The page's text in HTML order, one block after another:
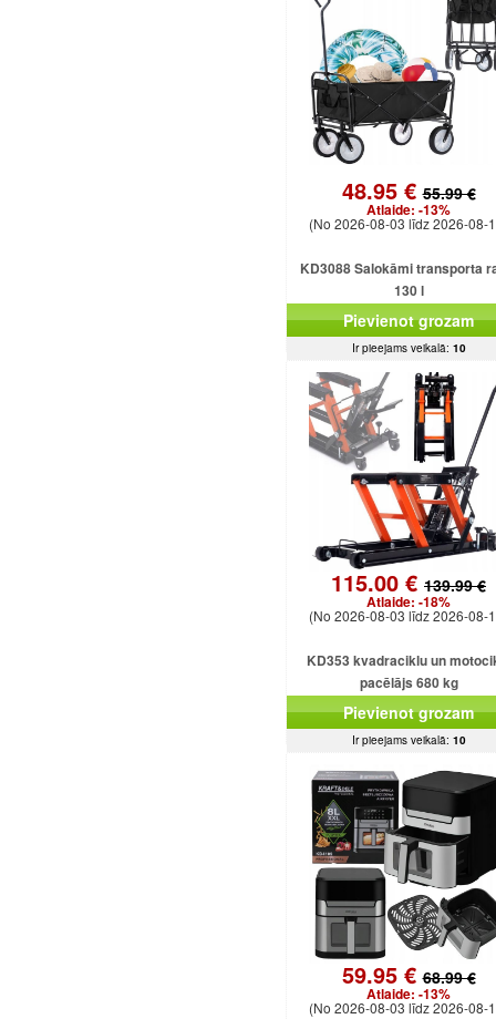
48.95 €55.99 €
Atlaide: -13%
(No 2026-08-03 līdz 2026-08-
KD3088 Salokāmi transporta
130 l
Pievienot grozam
Ir pieejams veikalā: 10
115.00 € 139.99 €
Atlaide: -18%
(No 2026-08-03 līdz 2026-08-
KD353 kvadraciklu un
pacēlājs 680 kg
Pievienot grozam
Ir pieejams veikalā: 10
59.95 €68.99 €
Atlaide: -13%
(No 2026-08-03 līdz 2026-08-